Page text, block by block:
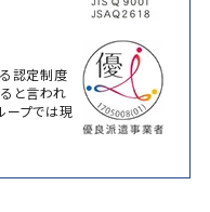
認定制度
と言われ
ープでは現